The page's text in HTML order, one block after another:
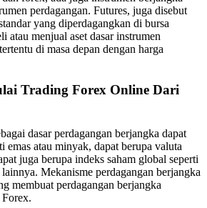
perdagangan. Futures, juga disebut
yang diperdagangkan di bursa
atau menjual aset dasar instrumen
di masa depan dengan harga
Trading Forex Online Dari
dasar perdagangan berjangka dapat
emas atau minyak, dapat berupa valuta
juga berupa indeks saham global seperti
Mekanisme perdagangan berjangka
membuat perdagangan berjangka
Forex.